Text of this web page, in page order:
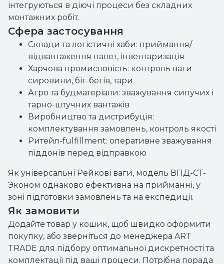
інтегруються в діючі процеси без складних
монтажних робіт.
Сфера застосування
Склади та логістичні хаби: приймання/
відвантаження палет, інвентаризація
Харчова промисловість: контроль ваги
сировини, біг-бегів, тари
Агро та будматеріали: зважування сипучих і
тарно-штучних вантажів
Виробництво та дистрибуція:
комплектування замовлень, контроль якості
Ритейл-fulfillment: оперативне зважування
піддонів перед відправкою
Як універсальні Рейкові ваги, модель ВПД-СТ-
Эконом однаково ефективна на прийманні, у
зоні підготовки замовлень та на експедиції.
Як замовити
Додайте товар у кошик, щоб швидко оформити
покупку, або зверніться до менеджера ART
TRADE для підбору оптимальної дискретності та
комплектації під ваші процеси. Потрібна порада